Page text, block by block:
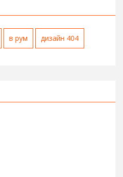
в рум дизайн 404